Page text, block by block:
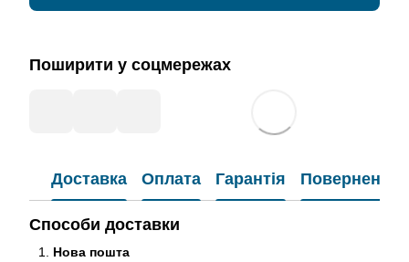
Поширити у соцмережах
Доставка Оплата Гарантія Повернення
Способи доставки
Нова пошта